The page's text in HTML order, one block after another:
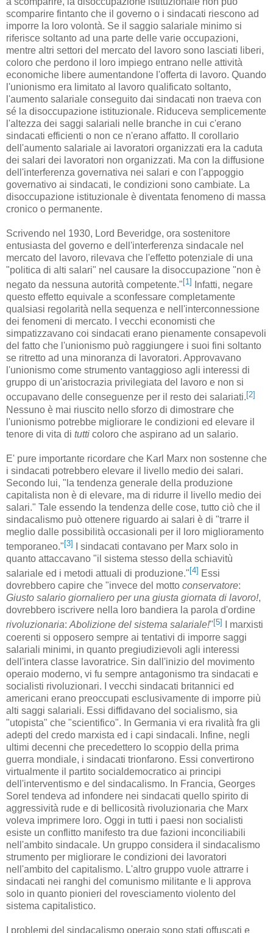
scomparire fintanto che il governo o i sindacati riescono ad
imporre la loro volontà. Se il saggio salariale minimo si
riferisce soltanto ad una parte delle varie occupazioni,
mentre altri settori del mercato del lavoro sono lasciati liberi,
coloro che perdono il loro impiego entrano nelle attività
economiche libere aumentandone l'offerta di lavoro. Quando
l'unionismo era limitato al lavoro qualificato soltanto,
l'aumento salariale conseguito dai sindacati non traeva con
sé la disoccupazione istituzionale. Riduceva semplicemente
l'altezza dei saggi salariali nelle branche in cui c'erano
sindacati efficienti o non ce n'erano affatto. Il corollario
dell'aumento salariale ai lavoratori organizzati era la caduta
dei salari dei lavoratori non organizzati. Ma con la diffusione
dell'interferenza governativa nei salari e con l'appoggio
governativo ai sindacati, le condizioni sono cambiate. La
disoccupazione istituzionale è diventata fenomeno di massa
cronico o permanente.
Scrivendo nel 1930, Lord Beveridge, ora sostenitore
entusiasta del governo e dell'interferenza sindacale nel
mercato del lavoro, rilevava che l'effetto potenziale di una
"politica di alti salari" nel causare la disoccupazione "non è
negato da nessuna autorità competente." [1]
Infatti, negare
questo effetto equivale a sconfessare completamente
qualsiasi regolarità nella sequenza e nell'interconnessione
dei fenomeni di mercato. I vecchi economisti che
simpatizzavano coi sindacati erano pienamente consapevoli
del fatto che l'unionismo può raggiungere i suoi fini soltanto
se ritretto ad una minoranza di lavoratori. Approvavano
l'unionismo come strumento vantaggioso agli interessi di
gruppo di un'aristocrazia privilegiata del lavoro e non si
occupavano delle conseguenze per il resto dei salariati.[2]
Nessuno è mai riuscito nello sforzo di dimostrare che
l'unionismo potrebbe migliorare le condizioni ed elevare il
tenore di vita di tutti coloro che aspirano ad un salario.
E' pure importante ricordare che Karl Marx non sostenne che
i sindacati potrebbero elevare il livello medio dei salari.
Secondo lui, "la tendenza generale della produzione
capitalista non è di elevare, ma di ridurre il livello medio dei
salari." Tale essendo la tendenza delle cose, tutto ciò che il
sindacalismo può ottenere riguardo ai salari è di "trarre il
meglio dalle possibilità occasionali per il loro miglioramento
temporaneo."[3]
I sindacati contavano per Marx solo in
quanto attaccavano "il sistema stesso della schiavitù
salariale ed i metodi attuali di produzione." [4] Essi
dovrebbero capire che "invece del motto conservatore:
Giusto salario giornaliero per una giusta giornata di lavoro!,
dovrebbero iscrivere nella loro bandiera la parola d'ordine
rivoluzionaria:Abolizione del sistema salariale!"[5]
I marxisti
coerenti si opposero sempre ai tentativi di imporre saggi
salariali minimi, in quanto pregiudizievoli agli interessi
dell'intera classe lavoratrice. Sin dall'inizio del movimento
operaio moderno, vi fu sempre antagonismo tra sindacati e
socialisti rivoluzionari. I vecchi sindacati britannici ed
americani erano preoccupati esclusivamente di imporre più
alti saggi salariali. Essi diffidavano del socialismo, sia
"utopista" che "scientifico". In Germania vi era rivalità fra gli
adepti del credo marxista ed i capi sindacali. Infine, negli
ultimi decenni che precedettero lo scoppio della prima
guerra mondiale, i sindacati trionfarono. Essi convertirono
virtualmente il partito socialdemocratico ai principi
dell'interventismo e del sindacalismo. In Francia, Georges
Sorel tendeva ad infondere nei sindacati quello spirito di
aggressività rude e di bellicosità rivoluzionaria che Marx
voleva imprimere loro. Oggi in tutti i paesi non socialisti
esiste un conflitto manifesto tra due fazioni inconciliabili
nell'ambito sindacale. Un gruppo considera il sindacalismo
strumento per migliorare le condizioni dei lavoratori
nell'ambito del capitalismo. L'altro gruppo vuole attrarre i
sindacati nei ranghi del comunismo militante e li approva
solo in quanto pionieri del rovesciamento violento del
sistema capitalistico.
I problemi del sindacalismo operaio sono stati offuscati e